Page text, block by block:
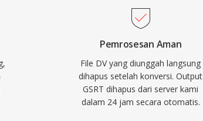
Pemrosesan Aman
File DV yang diunggah langsung
dihapus setelah konversi. Output
GSRT dihapus dari server kami
dalam 24 jam secara otomatis.